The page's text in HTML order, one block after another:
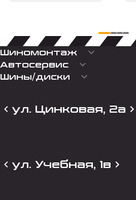
Шиномонтаж keyboard_arrow_down
Автосервис keyboard_arrow_down
Шины/диски keyboard_arrow_down
ул. Цинковая, 2а
ул. Учебная, 1в